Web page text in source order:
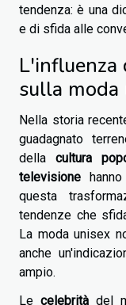
tendenza: è una
e di sfida alle
sulla moda
Nella storia
guadagnato
della cultura
televisione
questa
tendenze che
La moda unisex
anche
ampio.
Lecelebrità del